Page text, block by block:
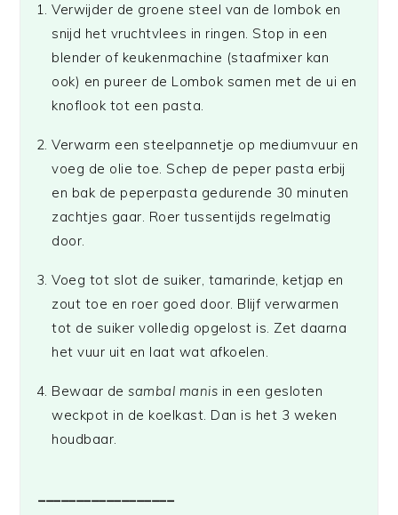
Verwijder de groene steel van de lombok en
snijd het vruchtvlees in ringen. Stop in een
blender of keukenmachine (staafmixer kan
ook) en pureer de Lombok samen met de ui en
knoflook tot een pasta.
Verwarm een steelpannetje op mediumvuur en
voeg de olie toe. Schep de peper pasta erbij
en bak de peperpasta gedurende 30 minuten
zachtjes gaar. Roer tussentijds regelmatig
door.
Voeg tot slot de suiker, tamarinde, ketjap en
zout toe en roer goed door. Blijf verwarmen
tot de suiker volledig opgelost is. Zet daarna
het vuur uit en laat wat afkoelen.
Bewaar desambal manis in een gesloten
weckpot in de koelkast. Dan is het 3 weken
houdbaar.
__________________